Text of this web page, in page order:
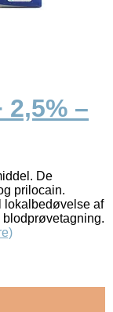
2,5% –
De
prilocain.
lokalbedøvelse af
blodprøvetagning.